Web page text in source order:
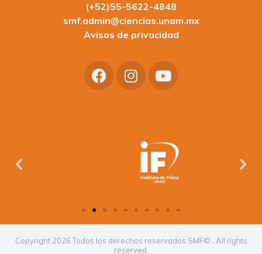
(+52)55-5622-4848
smf.admin@ciencias.unam.mx
Avisos de privacidad
Copyright 2026 Todos los derechos reservados SMF© . All rights
reserved.